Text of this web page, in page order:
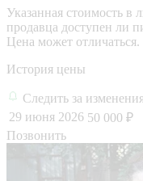
Указанная стоимость
продавца доступен ли
Цена может отличаться.
История цены
Следить за
29 июня 2026 50 000 ₽
Позвонить